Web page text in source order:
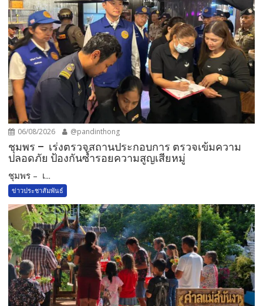
06/08/2026 @pandinthong
ชุมพร – เร่งตรวจสถานประกอบการ ตรวจเข้มความ
ปลอดภัย ป้องกันซ้ำรอยความสูญเสียหมู่
ชุมพร – เ...
ข่าวประชาสัมพันธ์